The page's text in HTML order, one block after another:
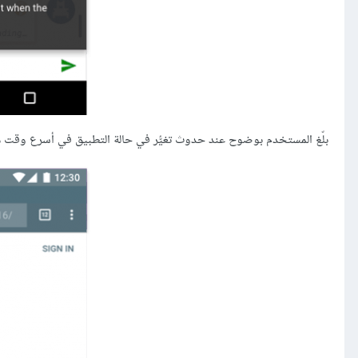
بلّغ المستخدم بوضوح عند حدوث تغيُّر في حالة التطبيق في أسرع